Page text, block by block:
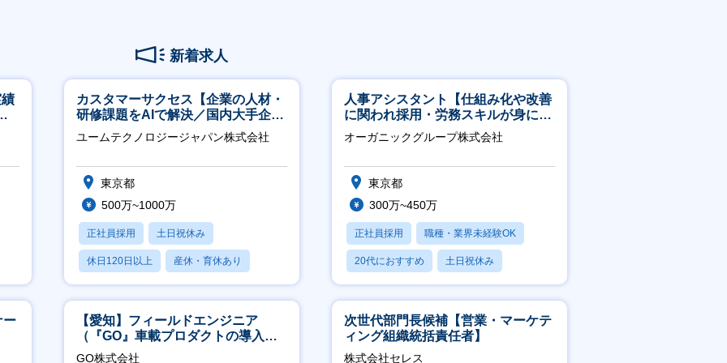
新着求人
カスタマーサクセス【企業の人材・
研修課題をAIで解決／国内大手企業
約3万社導入／フレックス可】
ユームテクノロジージャパン株式会社
東京都
500万~1000万
正社員採用 土日祝休み
休日120日以上 産休・育休あり
転勤なし
人事アシスタント【仕組み化や改善
に関われ採用・労務スキルが身につ
く環境／年商120億円超の事業会
社】
オーガニックグループ株式会社
東京都
300万~450万
正社員採用 職種・業界未経験OK
20代におすすめ 土日祝休み
休日120日以上
ー
【愛知】フィールドエンジニア
（『GO』車載プロダクトの導入サ
ポート／年休120日／土日祝休／直
GO株式会社
次世代部門長候補【営業・マーケテ
ィング組織統括責任者】
株式会社セレス